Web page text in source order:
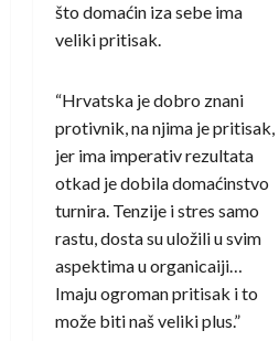
što domaćin iza sebe ima
veliki pritisak.
“Hrvatska je dobro znani
protivnik, na njima je pritisak,
jer ima imperativ rezultata
otkad je dobila domaćinstvo
turnira. Tenzije i stres samo
rastu, dosta su uložili u svim
aspektima u organicaiji…
Imaju ogroman pritisak i to
može biti naš veliki plus.”